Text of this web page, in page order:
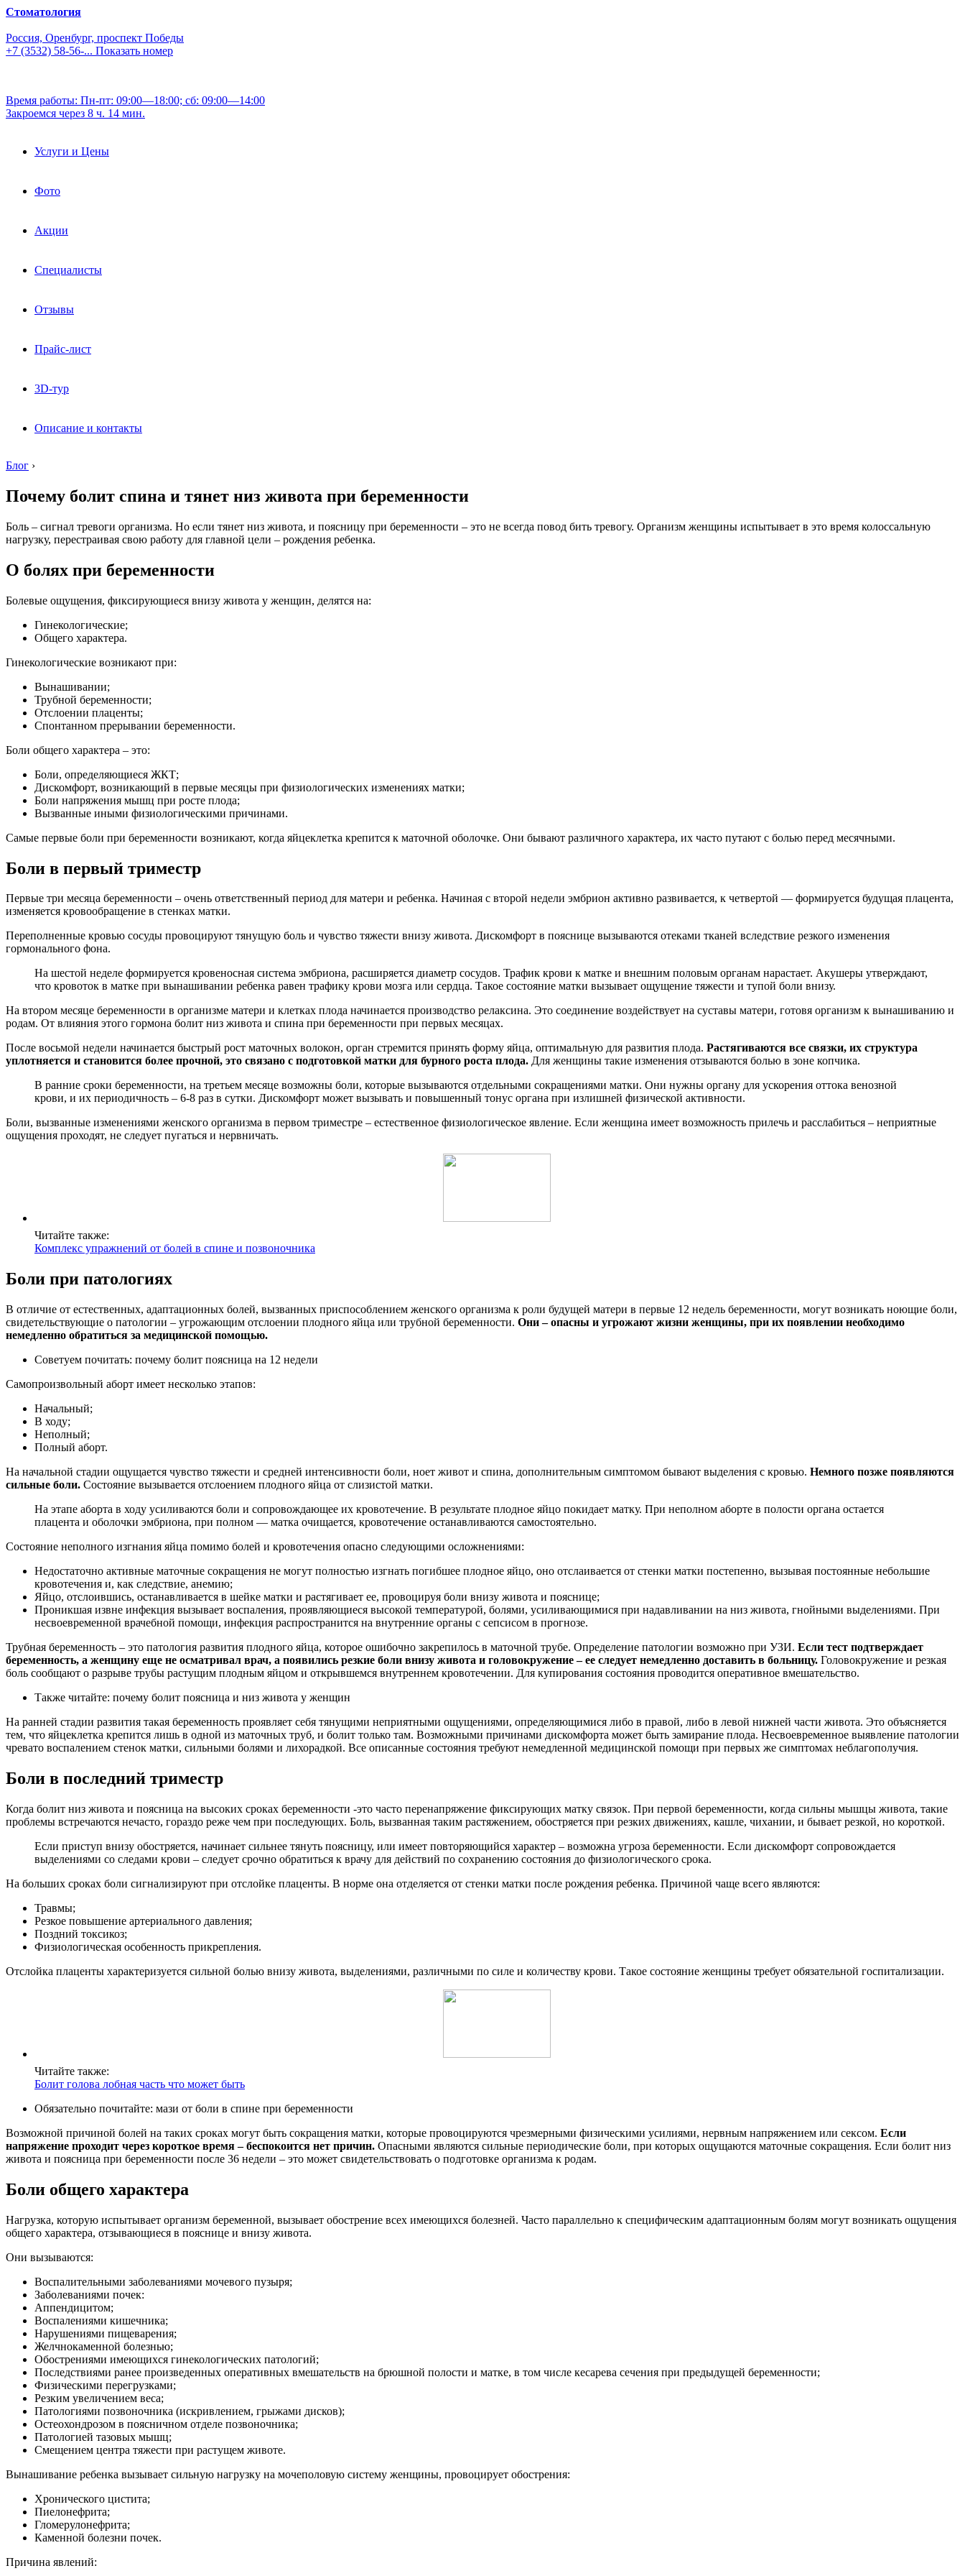
Стоматология
Россия, Оренбург, проспект Победы
+7 (3532) 58-56-... Показать номер
Время работы: Пн-пт: 09:00—18:00; сб: 09:00—14:00
Закроемся через 8 ч. 14 мин.
Услуги и Цены
Фото
Акции
Специалисты
Отзывы
Прайс-лист
3D-тур
Описание и контакты
Блог ›
Почему болит спина и тянет низ живота при беременности
Боль – сигнал тревоги организма. Но если тянет низ живота, и поясницу при беременности – это не всегда повод бить тревогу. Организм женщины испытывает в это время колоссальную
нагрузку, перестраивая свою работу для главной цели – рождения ребенка.
О болях при беременности
Болевые ощущения, фиксирующиеся внизу живота у женщин, делятся на:
Гинекологические;
Общего характера.
Гинекологические возникают при:
Вынашивании;
Трубной беременности;
Отслоении плаценты;
Спонтанном прерывании беременности.
Боли общего характера – это:
Боли, определяющиеся ЖКТ;
Дискомфорт, возникающий в первые месяцы при физиологических изменениях матки;
Боли напряжения мышц при росте плода;
Вызванные иными физиологическими причинами.
Самые первые боли при беременности возникают, когда яйцеклетка крепится к маточной оболочке. Они бывают различного характера, их часто путают с болью перед месячными.
Боли в первый триместр
Первые три месяца беременности – очень ответственный период для матери и ребенка. Начиная с второй недели эмбрион активно развивается, к четвертой — формируется будущая плацента,
изменяется кровообращение в стенках матки.
Переполненные кровью сосуды провоцируют тянущую боль и чувство тяжести внизу живота. Дискомфорт в пояснице вызываются отеками тканей вследствие резкого изменения
гормонального фона.
На шестой неделе формируется кровеносная система эмбриона, расширяется диаметр сосудов. Трафик крови к матке и внешним половым органам нарастает. Акушеры утверждают,
что кровоток в матке при вынашивании ребенка равен трафику крови мозга или сердца. Такое состояние матки вызывает ощущение тяжести и тупой боли внизу.
На втором месяце беременности в организме матери и клетках плода начинается производство релаксина. Это соединение воздействует на суставы матери, готовя организм к вынашиванию и
родам. От влияния этого гормона болит низ живота и спина при беременности при первых месяцах.
После восьмой недели начинается быстрый рост маточных волокон, орган стремится принять форму яйца, оптимальную для развития плода. Растягиваются все связки, их структура
уплотняется и становится более прочной, это связано с подготовкой матки для бурного роста плода. Для женщины такие изменения отзываются болью в зоне копчика.
В ранние сроки беременности, на третьем месяце возможны боли, которые вызываются отдельными сокращениями матки. Они нужны органу для ускорения оттока венозной
крови, и их периодичность – 6-8 раз в сутки. Дискомфорт может вызывать и повышенный тонус органа при излишней физической активности.
Боли, вызванные изменениями женского организма в первом триместре – естественное физиологическое явление. Если женщина имеет возможность прилечь и расслабиться – неприятные
ощущения проходят, не следует пугаться и нервничать.
Читайте также:
Комплекс упражнений от болей в спине и позвоночника
Боли при патологиях
В отличие от естественных, адаптационных болей, вызванных приспособлением женского организма к роли будущей матери в первые 12 недель беременности, могут возникать ноющие боли,
свидетельствующие о патологии – угрожающим отслоении плодного яйца или трубной беременности. Они – опасны и угрожают жизни женщины, при их появлении необходимо
немедленно обратиться за медицинской помощью.
Советуем почитать: почему болит поясница на 12 недели
Самопроизвольный аборт имеет несколько этапов:
Начальный;
В ходу;
Неполный;
Полный аборт.
На начальной стадии ощущается чувство тяжести и средней интенсивности боли, ноет живот и спина, дополнительным симптомом бывают выделения с кровью. Немного позже появляются
сильные боли. Состояние вызывается отслоением плодного яйца от слизистой матки.
На этапе аборта в ходу усиливаются боли и сопровождающее их кровотечение. В результате плодное яйцо покидает матку. При неполном аборте в полости органа остается
плацента и оболочки эмбриона, при полном — матка очищается, кровотечение останавливаются самостоятельно.
Состояние неполного изгнания яйца помимо болей и кровотечения опасно следующими осложнениями:
Недостаточно активные маточные сокращения не могут полностью изгнать погибшее плодное яйцо, оно отслаивается от стенки матки постепенно, вызывая постоянные небольшие
кровотечения и, как следствие, анемию;
Яйцо, отслоившись, останавливается в шейке матки и растягивает ее, провоцируя боли внизу живота и пояснице;
Проникшая извне инфекция вызывает воспаления, проявляющиеся высокой температурой, болями, усиливающимися при надавливании на низ живота, гнойными выделениями. При
несвоевременной врачебной помощи, инфекция распространится на внутренние органы с сепсисом в прогнозе.
Трубная беременность – это патология развития плодного яйца, которое ошибочно закрепилось в маточной трубе. Определение патологии возможно при УЗИ. Если тест подтверждает
беременность, а женщину еще не осматривал врач, а появились резкие боли внизу живота и головокружение – ее следует немедленно доставить в больницу. Головокружение и резкая
боль сообщают о разрыве трубы растущим плодным яйцом и открывшемся внутреннем кровотечении. Для купирования состояния проводится оперативное вмешательство.
Также читайте: почему болит поясница и низ живота у женщин
На ранней стадии развития такая беременность проявляет себя тянущими неприятными ощущениями, определяющимися либо в правой, либо в левой нижней части живота. Это объясняется
тем, что яйцеклетка крепится лишь в одной из маточных труб, и болит только там. Возможными причинами дискомфорта может быть замирание плода. Несвоевременное выявление патологии
чревато воспалением стенок матки, сильными болями и лихорадкой. Все описанные состояния требуют немедленной медицинской помощи при первых же симптомах неблагополучия.
Боли в последний триместр
Когда болит низ живота и поясница на высоких сроках беременности -это часто перенапряжение фиксирующих матку связок. При первой беременности, когда сильны мышцы живота, такие
проблемы встречаются нечасто, гораздо реже чем при последующих. Боль, вызванная таким растяжением, обостряется при резких движениях, кашле, чихании, и бывает резкой, но короткой.
Если приступ внизу обостряется, начинает сильнее тянуть поясницу, или имеет повторяющийся характер – возможна угроза беременности. Если дискомфорт сопровождается
выделениями со следами крови – следует срочно обратиться к врачу для действий по сохранению состояния до физиологического срока.
На больших сроках боли сигнализируют при отслойке плаценты. В норме она отделяется от стенки матки после рождения ребенка. Причиной чаще всего являются:
Травмы;
Резкое повышение артериального давления;
Поздний токсикоз;
Физиологическая особенность прикрепления.
Отслойка плаценты характеризуется сильной болью внизу живота, выделениями, различными по силе и количеству крови. Такое состояние женщины требует обязательной госпитализации.
Читайте также:
Болит голова лобная часть что может быть
Обязательно почитайте: мази от боли в спине при беременности
Возможной причиной болей на таких сроках могут быть сокращения матки, которые провоцируются чрезмерными физическими усилиями, нервным напряжением или сексом. Если
напряжение проходит через короткое время – беспокоится нет причин. Опасными являются сильные периодические боли, при которых ощущаются маточные сокращения. Если болит низ
живота и поясница при беременности после 36 недели – это может свидетельствовать о подготовке организма к родам.
Боли общего характера
Нагрузка, которую испытывает организм беременной, вызывает обострение всех имеющихся болезней. Часто параллельно к специфическим адаптационным болям могут возникать ощущения
общего характера, отзывающиеся в пояснице и внизу живота.
Они вызываются:
Воспалительными заболеваниями мочевого пузыря;
Заболеваниями почек:
Аппендицитом;
Воспалениями кишечника;
Нарушениями пищеварения;
Желчнокаменной болезнью;
Обострениями имеющихся гинекологических патологий;
Последствиями ранее произведенных оперативных вмешательств на брюшной полости и матке, в том числе кесарева сечения при предыдущей беременности;
Физическими перегрузками;
Резким увеличением веса;
Патологиями позвоночника (искривлением, грыжами дисков);
Остеохондрозом в поясничном отделе позвоночника;
Патологией тазовых мышц;
Смещением центра тяжести при растущем животе.
Вынашивание ребенка вызывает сильную нагрузку на мочеполовую систему женщины, провоцирует обострения:
Хронического цистита;
Пиелонефрита;
Гломерулонефрита;
Каменной болезни почек.
Причина явлений: